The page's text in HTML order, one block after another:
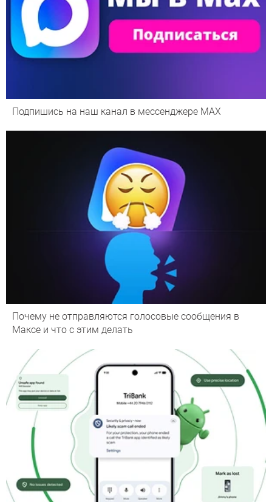
Подпишись на наш канал в мессенджере МАХ
Почему не отправляются голосовые сообщения в
Максе и что с этим делать